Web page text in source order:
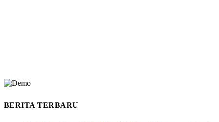
BERITA TERBARU